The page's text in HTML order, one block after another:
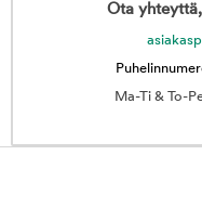
Ota
Ma-Ti & To-